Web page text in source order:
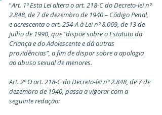
“Art. 1º Esta Lei altera o art. 218-C do Decreto-lei nº
2.848, de 7 de dezembro de 1940 – Código Penal,
e acrescenta o art. 254-A à Lei nº 8.069, de 13 de
julho de 1990, que “dispõe sobre o Estatuto da
Criança e do Adolescente e dá outras
providências”, a fim de dispor sobre a apologia
ao abuso sexual de menores.
Art. 2º O art. 218-C do Decreto-lei nº 2.848, de 7 de
dezembro de 1940, passa a vigorar com a
seguinte redação: